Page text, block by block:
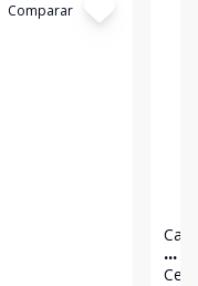
Comparar
Casa
...